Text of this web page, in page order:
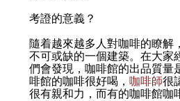
考證的意義？
隨着越來越多人對咖啡的瞭解
不可或缺的一個建築。在大家
們會發現，咖啡館的出品質量
啡館的咖啡很好喝， 咖啡師很
很有親和力，而有的咖啡館咖